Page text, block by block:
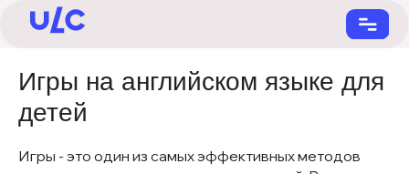
Игры на английском языке для
детей
Игры - это один из самых эффективных методов